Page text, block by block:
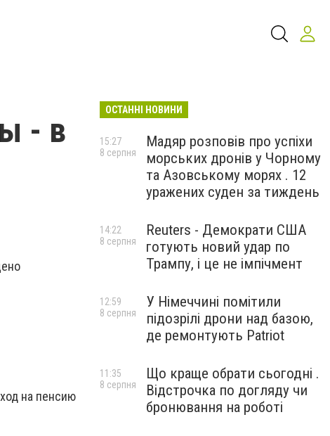
- в
на пенсию
ОСТАННІ НОВИНИ
Мадяр розповів про успіхи
морських дронів у Чорному
та Азовському морях . 12
уражених суден за тиждень
15:27
8 серпня
Reuters - Демократи США
готують новий удар по
Трампу, і це не імпічмент
14:22
8 серпня
У Німеччині помітили
підозрілі дрони над базою,
де ремонтують Patriot
12:59
8 серпня
Що краще обрати сьогодні .
Відстрочка по догляду чи
бронювання на роботі
11:35
8 серпня